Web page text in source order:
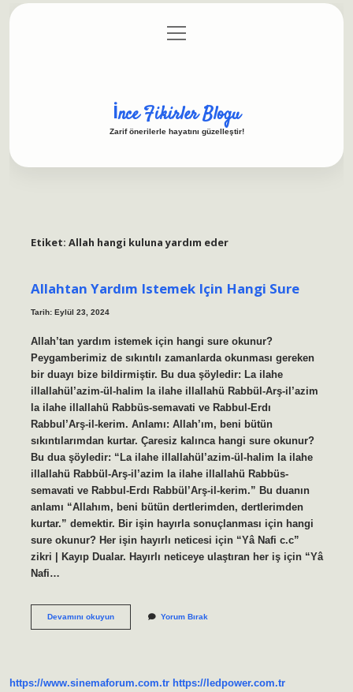
Gizlilik Politikası
menüyü
aç
İnce Fikirler Blogu
Zarif önerilerle hayatını güzelleştir!
Etiket: Allah hangi kuluna yardım eder
Allahtan Yardım Istemek Için Hangi Sure
Tarih: Eylül 23, 2024
Allah’tan yardım istemek için hangi sure okunur?
Peygamberimiz de sıkıntılı zamanlarda okunması gereken
bir duayı bize bildirmiştir. Bu dua şöyledir: La ilahe
illallahül’azim-ül-halim la ilahe illallahü Rabbül-Arş-il’azim
la ilahe illallahü Rabbüs-semavati ve Rabbul-Erdı
Rabbul’Arş-il-kerim. Anlamı: Allah’ım, beni bütün
sıkıntılarımdan kurtar. Çaresiz kalınca hangi sure okunur?
Bu dua şöyledir: “La ilahe illallahül’azim-ül-halim la ilahe
illallahü Rabbül-Arş-il’azim la ilahe illallahü Rabbüs-
semavati ve Rabbul-Erdı Rabbül’Arş-il-kerim.” Bu duanın
anlamı “Allahım, beni bütün dertlerimden, dertlerimden
kurtar.” demektir. Bir işin hayırla sonuçlanması için hangi
sure okunur? Her işin hayırlı neticesi için “Yâ Nafi c.c”
zikri | Kayıp Dualar. Hayırlı neticeye ulaştıran her iş için “Yâ
Nafi…
Devamını okuyunAllahtan
Yorum Bırak
https://www.sinemaforum.com.tr https://ledpower.com.tr